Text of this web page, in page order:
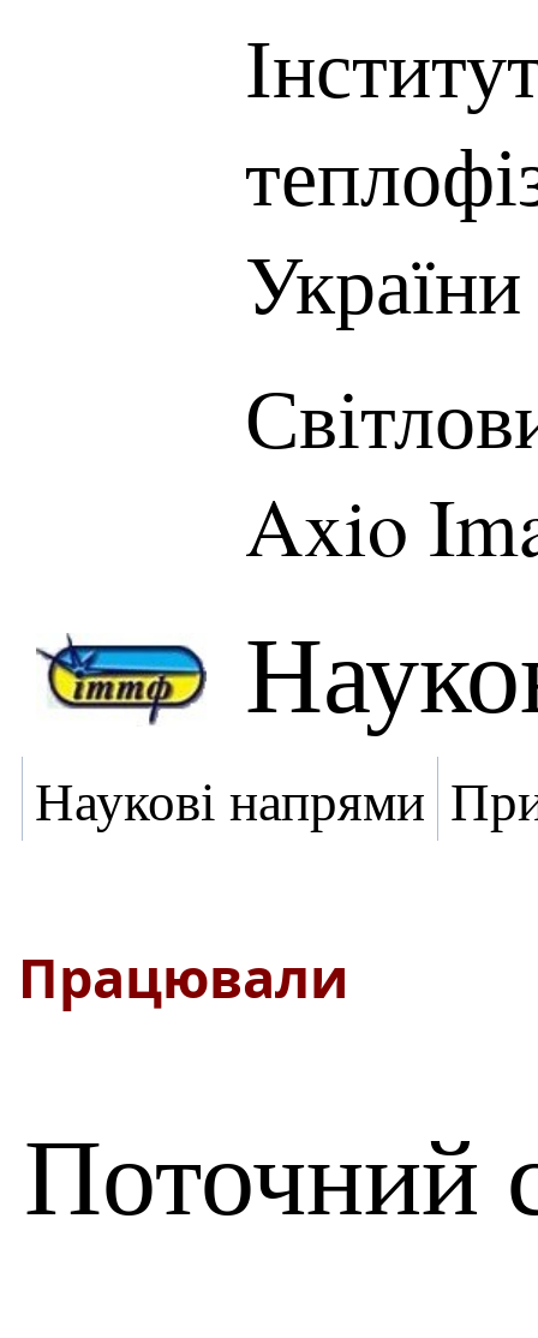
України
Axio
Наукові напрями
Працювали
Поточний